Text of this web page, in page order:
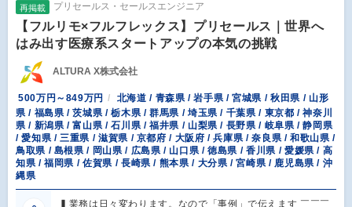
再掲載 プリセールス・セールスエンジニア
【フルリモ×フルフレックス】プリセールス｜世界へ
はみ出す医療系スタートアップの本気の挑戦
ALTURA X株式会社
500万円～849万円
北海道 / 青森県 / 岩手県 / 宮城県 / 秋田県 / 山形
県 / 福島県 / 茨城県 / 栃木県 / 群馬県 / 埼玉県 / 千葉県 / 東京都 / 神奈川
県 / 新潟県 / 富山県 / 石川県 / 福井県 / 山梨県 / 長野県 / 岐阜県 / 静岡県
/ 愛知県 / 三重県 / 滋賀県 / 京都府 / 大阪府 / 兵庫県 / 奈良県 / 和歌山県 /
鳥取県 / 島根県 / 岡山県 / 広島県 / 山口県 / 徳島県 / 香川県 / 愛媛県 / 高
知県 / 福岡県 / 佐賀県 / 長崎県 / 熊本県 / 大分県 / 宮崎県 / 鹿児島県 / 沖
縄県
▍業務は日々変わります。なので「事例」で伝えます ￣￣￣